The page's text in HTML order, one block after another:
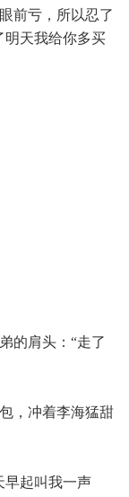
前亏，所以忍了
明天我给你多买
的肩头：“走了
，冲着李海猛甜
起叫我一声